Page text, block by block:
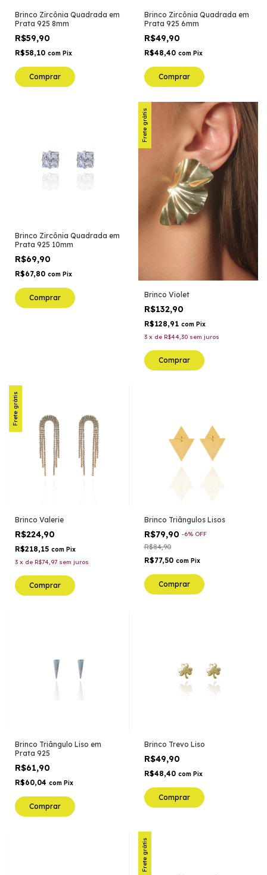
Brinco Zircônia Quadrada em
Prata 925 8mm
R$59,90
R$58,10 com Pix
Comprar
Brinco Zircônia Quadrada em
Prata 925 6mm
R$49,90
R$48,40 com Pix
Comprar
Brinco Zircônia Quadrada em
Prata 925 10mm
R$69,90
R$67,80 com Pix
Comprar
Frete grátis
Brinco Violet
R$132,90
R$128,91 com Pix
3 x de R$44,30 sem juros
Comprar
Frete grátis
Brinco Valerie
R$224,90
R$218,15 com Pix
3 x de R$74,97 sem juros
Comprar
Brinco Triângulos Lisos
R$79,90 -6% OFF
R$84,90
R$77,50 com Pix
Comprar
Brinco Triângulo Liso em
Prata 925
R$61,90
R$60,04 com Pix
Comprar
Brinco Trevo Liso
R$49,90
R$48,40 com Pix
Comprar
Frete grátis